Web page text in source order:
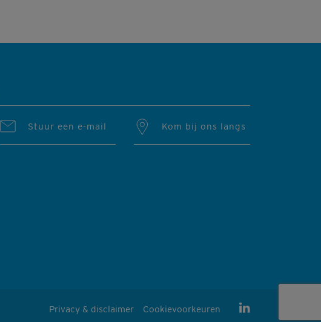
Stuur een e-mail Kom bij ons langs
Privacy & disclaimer Cookievoorkeuren